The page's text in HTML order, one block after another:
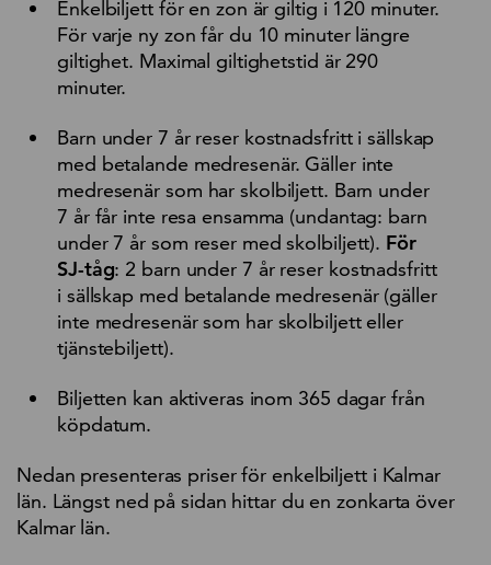
Enkelbiljett för en zon är giltig i 120 minuter.
För varje ny zon får du 10 minuter längre
giltighet. Maximal giltighetstid är 290
minuter.
Barn under 7 år reser kostnadsfritt i sällskap
med betalande medresenär. Gäller inte
medresenär som har skolbiljett. Barn under
7 år får inte resa ensamma (undantag: barn
under 7 år som reser med skolbiljett). För
SJ-tåg: 2 barn under 7 år reser kostnadsfritt
i sällskap med betalande medresenär (gäller
inte medresenär som har skolbiljett eller
tjänstebiljett).
Biljetten kan aktiveras inom 365 dagar från
köpdatum.
Nedan presenteras priser för enkelbiljett i Kalmar
län. Längst ned på sidan hittar du en zonkarta över
Kalmar län.